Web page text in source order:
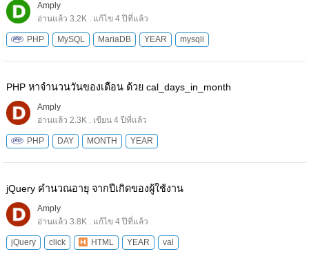
Amply
อ่านแล้ว 3.2K . แก้ไข 4 ปีที่แล้ว
PHP MySQL MariaDB YEAR mysqli
PHP หาจํานวนวันของเดือน ด้วย cal_days_in_month
Amply
อ่านแล้ว 2.3K . เขียน 4 ปีที่แล้ว
PHP DAY MONTH YEAR
jQuery คํานวณอายุ จากปีเกิดของผู้ใช้งาน
Amply
อ่านแล้ว 3.8K . แก้ไข 4 ปีที่แล้ว
jQuery click HTML YEAR val